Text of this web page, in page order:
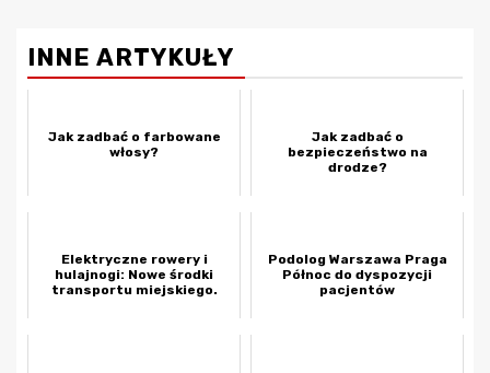
INNE ARTYKUŁY
Jak zadbać o farbowane
włosy?
Jak zadbać o
bezpieczeństwo na
drodze?
Elektryczne rowery i
hulajnogi: Nowe środki
transportu miejskiego.
Podolog Warszawa Praga
Północ do dyspozycji
pacjentów